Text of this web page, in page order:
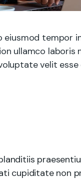
tempor
ullamco laboris
velit
cupiditate non